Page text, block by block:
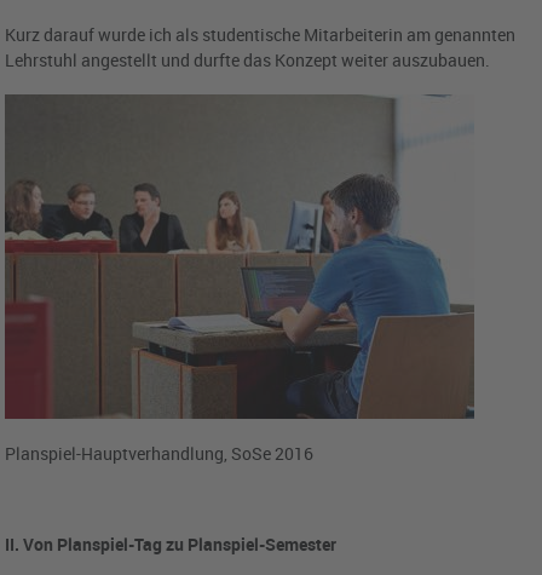
Kurz darauf wurde ich als studentische Mitarbeiterin am genannten
Lehrstuhl angestellt und durfte das Konzept weiter auszubauen.
Planspiel-Hauptverhandlung, SoSe 2016
II. Von Planspiel-Tag zu Planspiel-Semester